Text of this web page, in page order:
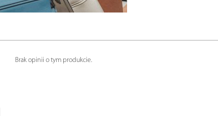
Brak opinii o tym produkcie.